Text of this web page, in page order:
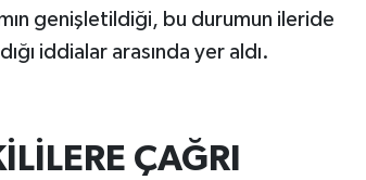
genişletildiği, bu durumun ileride
iddialar arasında yer aldı.
ÇAĞRI